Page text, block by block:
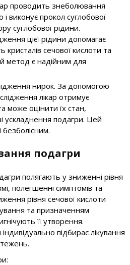
проводить знеболювання
виконує прокол суглобової
суглобової рідини.
цієї рідини допомагає
кристалів сечової кислоти та
метод є надійним для
нирок. За допомогою
лікар отримує
може оцінити їх стан,
ускладнення подагри. Цей
подагри
полягають у зниженні рівня
полегшенні симптомів та
рівня сечової кислоти
та призначенням
її утворення.
підбирає лікування